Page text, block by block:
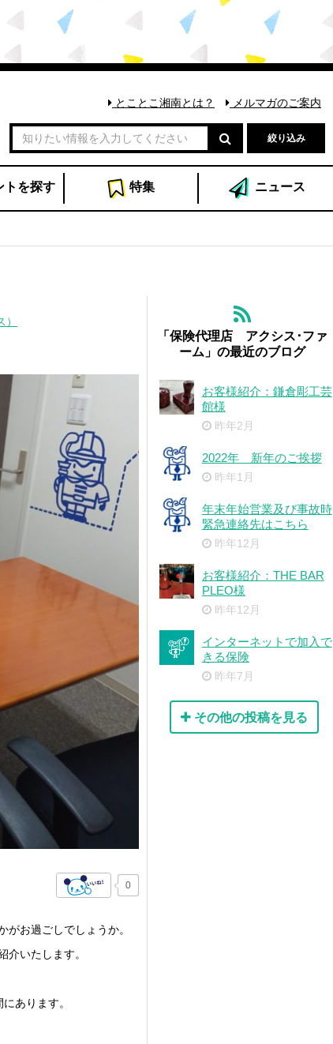
とことこ湘南とは？
メルマガのご案内
絞り込み
ト を探す 特集 ニュース
）
0
お過ごしでしょうか。
介いたします。
あります。
「保険代理店 アクシス･ファ
ーム」の最近のブログ
お客様紹介：鎌倉彫工芸
館様
昨年2月
2022年 新年のご挨拶
昨年1月
年末年始営業及び事故時
緊急連絡先はこちら
昨年12月
お客様紹介：THE BAR
PLEO様
昨年12月
インターネットで加入で
きる保険
昨年7月
その他の投稿を見る